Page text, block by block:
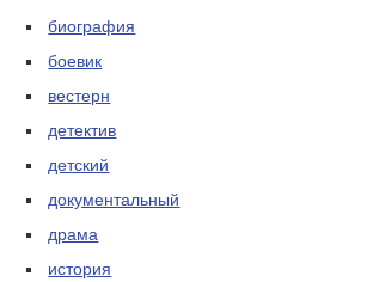
биография
боевик
вестерн
детектив
детский
документальный
драма
история